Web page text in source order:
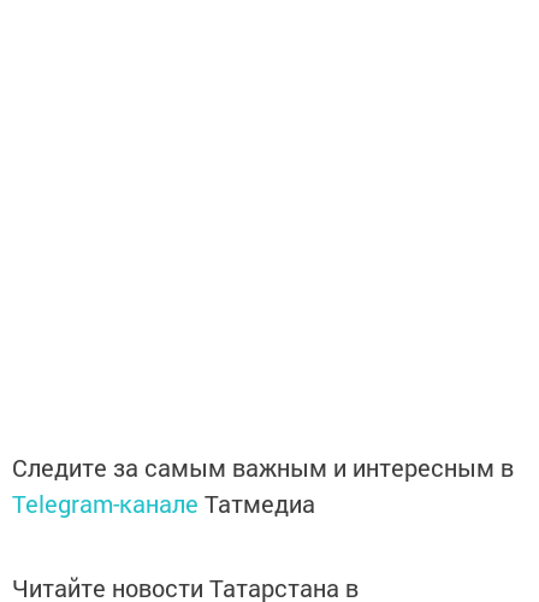
Следите за самым важным и интересным в
Telegram-канале Татмедиа
Читайте новости Татарстана в